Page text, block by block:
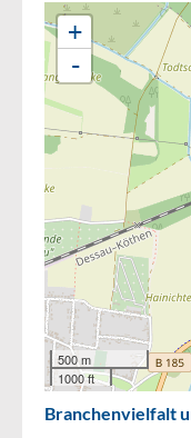
+
-
500 m
1000 ft
Branchenvielfalt